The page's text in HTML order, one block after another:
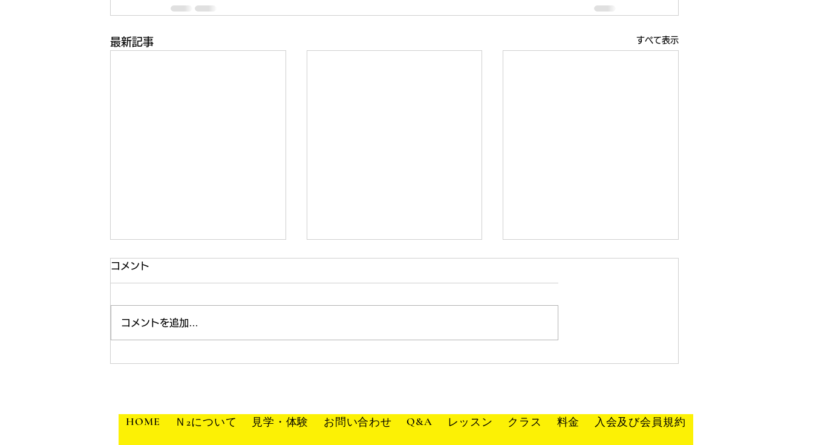
最新記事 すべて表示
テラコヤプラスにご紹介いた
ん。 現在、既存生徒のクラス編
載いたしますので、今しばらくお
味...
コメント
コメントを追加…
HOME Ｎ2について 見学・体験 お問い合わせ Q&A レッスン クラス 料金 入会及び会員規約